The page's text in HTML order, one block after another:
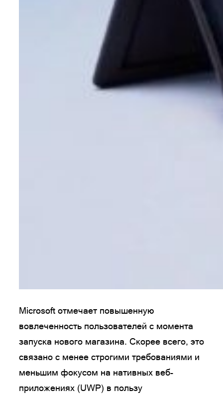
Microsoft отмечает повышенную
вовлеченность пользователей с момента
запуска нового магазина. Скорее всего, это
связано с менее строгими требованиями и
меньшим фокусом на нативных веб-
приложениях (UWP) в пользу